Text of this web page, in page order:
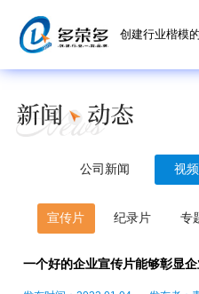
创建行业楷模
公司新闻 视
宣传片 纪录片 专
一个好的企业宣传片能够彰显